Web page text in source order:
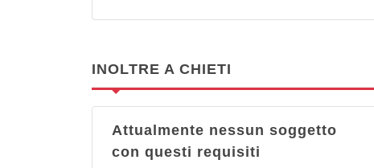
INOLTRE A CHIETI
Attualmente nessun soggetto
con questi requisiti